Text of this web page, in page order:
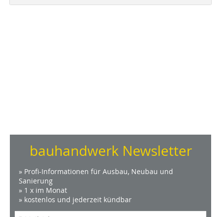
bauhandwerk Newsletter
» Profi-Informationen für Ausbau, Neubau und
Sanierung
» 1 x im Monat
» kostenlos und jederzeit kündbar